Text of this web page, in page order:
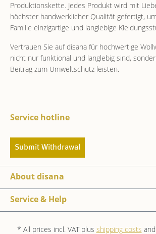
Produktionskette. Jedes Produkt wird mit
höchster handwerklicher Qualität gefertigt,
Familie einzigartige und langlebige
Vertrauen Sie auf disana für hochwertige
nicht nur funktional und langlebig sind,
Beitrag zum Umweltschutz leisten.
Service hotline
Submit Withdrawal
About disana
Service & Help
* All prices incl. VAT plus shipping costs